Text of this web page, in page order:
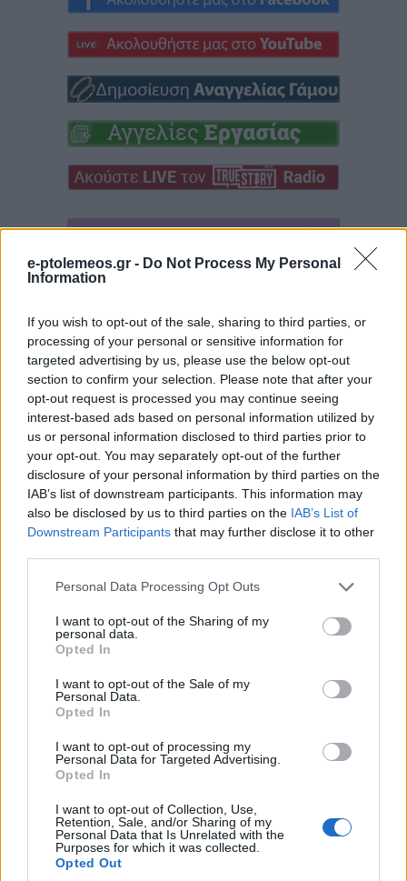
e-ptolemeos.gr - Do Not Process My Personal
Information
If you wish to opt-out of the sale, sharing to third parties, or
processing of your personal or sensitive information for
targeted advertising by us, please use the below opt-out
section to confirm your selection. Please note that after your
opt-out request is processed you may continue seeing
interest-based ads based on personal information utilized by
us or personal information disclosed to third parties prior to
your opt-out. You may separately opt-out of the further
disclosure of your personal information by third parties on the
IAB’s list of downstream participants. This information may
also be disclosed by us to third parties on the IAB’s List of
Downstream Participants that may further disclose it to other
Please note that this website/app uses one or more Google
not limited to your visit or usage behaviour. You may click to
grant or deny consent to Google and its third-party tags to
use your data for below specified purposes in below Google
consent section.
Personal Data Processing Opt Outs
I want to opt-out of the Sharing of my
personal data.
Opted In
I want to opt-out of the Sale of my
Personal Data.
Opted In
I want to opt-out of processing my
Personal Data for Targeted Advertising.
Opted In
I want to opt-out of Collection, Use,
Retention, Sale, and/or Sharing of my
Personal Data that Is Unrelated with the
Purposes for which it was collected.
Opted Out